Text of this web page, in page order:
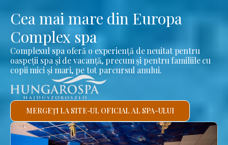
Cea mai mare din Europa
Complex spa
Complexul spa oferă o experiență de neuitat pentru
oaspeții spa și de vacanță, precum și pentru familiile cu
copii mici și mari, pe tot parcursul anului.
MERGEȚI LA SITE-UL OFICIAL AL SPA-ULUI